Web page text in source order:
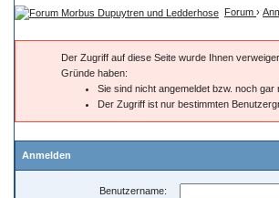
Forum ›
Der Zugriff auf diese Seite wurde Ihnen
Gründe haben:
Sie sind nicht angemeldet bzw. noch gar
Der Zugriff ist nur bestimmten
Anmelden
Benutzername: